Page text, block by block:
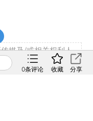
媒及/或相关权利人
转载、摘编、复制及
0条评论 收藏 分享